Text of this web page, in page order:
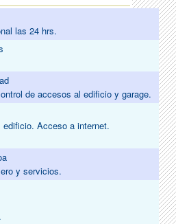
las 24 hrs.
de accesos al edificio y garage.
edificio. Acceso a internet.
y servicios.